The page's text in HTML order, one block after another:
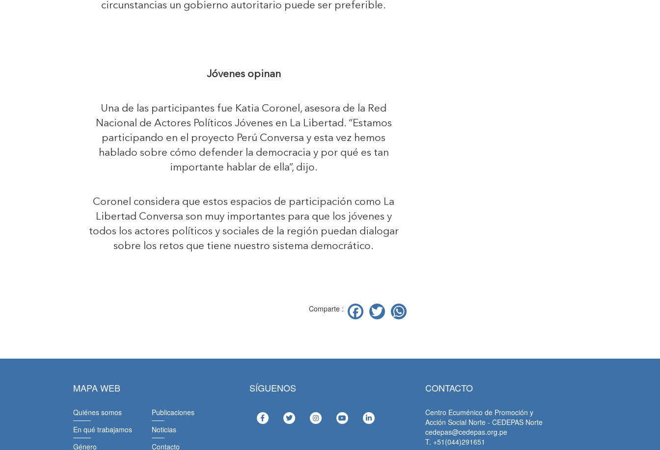
circunstancias un gobierno autoritario puede ser preferible.
Jóvenes opinan
Una de las participantes fue Katia Coronel, asesora de la Red
Nacional de Actores Políticos Jóvenes en La Libertad. “Estamos
participando en el proyecto Perú Conversa y esta vez hemos
hablado sobre cómo defender la democracia y por qué es tan
importante hablar de ella”, dijo.
Coronel considera que estos espacios de participación como La
Libertad Conversa son muy importantes para que los jóvenes y
todos los actores políticos y sociales de la región puedan dialogar
sobre los retos que tiene nuestro sistema democrático.
Comparte : Facebook
Twitter
MAPA WEB
Quiénes somos
En qué trabajamos
Género
Publicaciones
Noticias
Contacto
SÍGUENOS CONTACTO
Centro Ecuménico de Promoción y
Acción Social Norte - CEDEPAS Norte
cedepas@cedepas.org.pe
T. +51(044)291651